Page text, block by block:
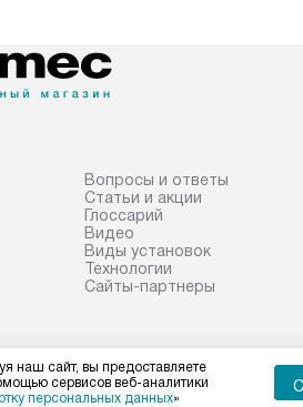
Вопросы и ответы
Статьи и акции
Глоссарий
Видео
Виды установок
Технологии
Сайты-партнеры
наш сайт, вы предоставляете
сервисов веб-аналитики
персональных данных»